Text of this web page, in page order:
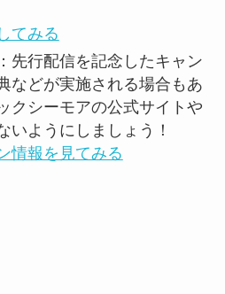
てみる
：先行配信を記念したキャン
などが実施される場合もあ
クシーモアの公式サイトや
いようにしましょう！
情報を見てみる